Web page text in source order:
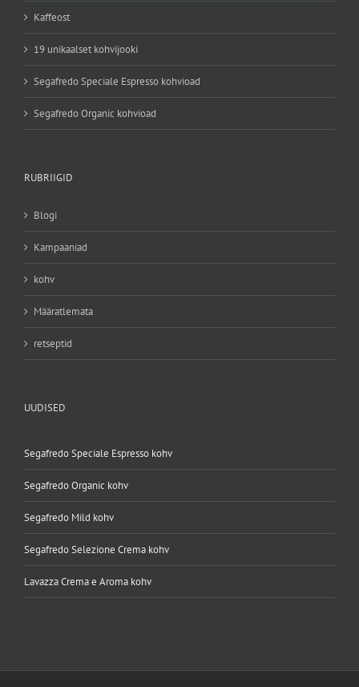
Kaffeost
19 unikaalset kohvijooki
Segafredo Speciale Espresso kohvioad
Segafredo Organic kohvioad
RUBRIIGID
Blogi
Kampaaniad
kohv
Määratlemata
retseptid
UUDISED
Segafredo Speciale Espresso kohv
Segafredo Organic kohv
Segafredo Mild kohv
Segafredo Selezione Crema kohv
Lavazza Crema e Aroma kohv